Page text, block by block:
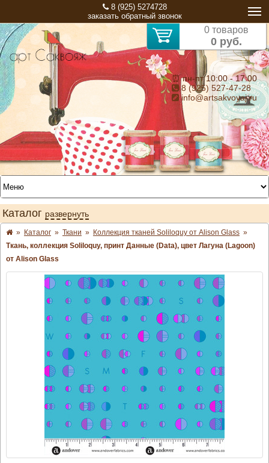
8 (925) 5274728
заказать обратный звонок
0 товаров
0 руб.
⏰ пн-пт 10:00 - 17:00
8 (925) 527-47-28
info@artsakvoyaj.ru
Каталог развернуть
» Каталог » Ткани » Коллекция тканей Soliloquy от Alison Glass »
Ткань, коллекция Soliloquy, принт Данные (Data), цвет Лагуна (Lagoon)
от Alison Glass